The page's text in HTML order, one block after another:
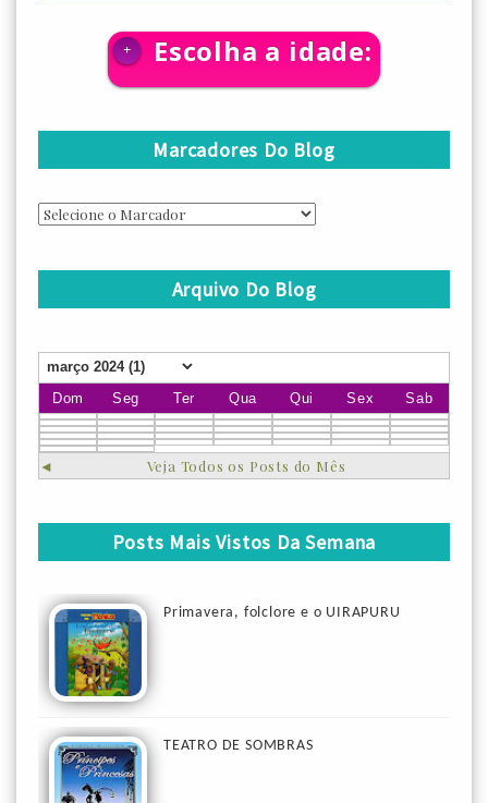
+ Escolha a idade:
Marcadores Do Blog
Arquivo Do Blog
Dom Seg Ter Qua Qui Sex Sab
◄ Veja Todos os Posts do Mês
Posts Mais Vistos Da Semana
Primavera, folclore e o UIRAPURU
TEATRO DE SOMBRAS